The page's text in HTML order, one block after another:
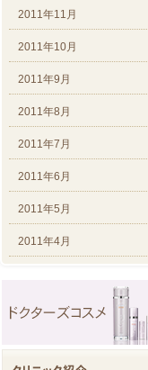
2011年11月
2011年10月
2011年9月
2011年8月
2011年7月
2011年6月
2011年5月
2011年4月